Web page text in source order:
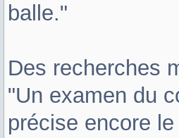
balle."
Des recherches
"Un examen du
précise encore